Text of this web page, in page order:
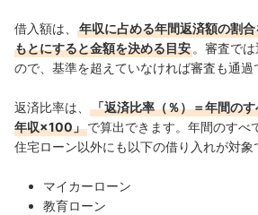
借入額は、
年収に占める年間返済額の割
もとにすると金額を決める目安 。審査で
ので、基準を超えていなければ審査も通過
返済比率は、
「返済比率（％）＝年間の
年収×100」で算出できます。年間のすべ
住宅ローン以外にも以下の借り入れが対象
マイカーローン
教育ローン